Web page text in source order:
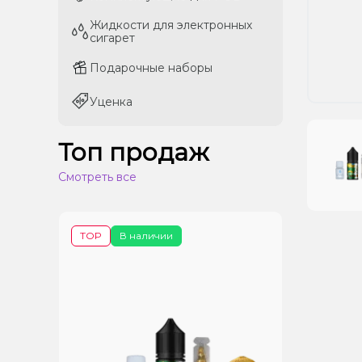
Жидкости для электронных
сигарет
Подарочные наборы
Уценка
Жидкости для электронных
сигарет
Подарочные наборы
Уценка
Топ продаж
Смотреть все
В наличии
TOP